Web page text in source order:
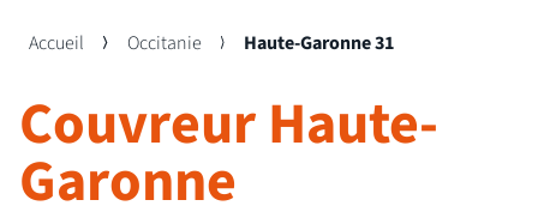
Recherches populaires
Accueil Occitanie Haute-Garonne 31
Couvreur Haute-
Garonne